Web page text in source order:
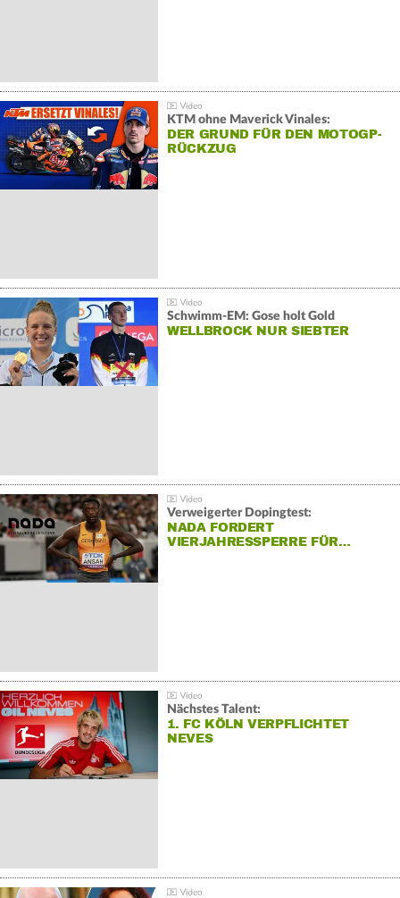
KTM ohne Maverick Vinales:
DER GRUND FÜR DEN MOTOGP-
RÜCKZUG
Schwimm-EM: Gose holt Gold
WELLBROCK NUR SIEBTER
Verweigerter Dopingtest:
NADA FORDERT
VIERJAHRESSPERRE FÜR…
Nächstes Talent:
1. FC KÖLN VERPFLICHTET
NEVES